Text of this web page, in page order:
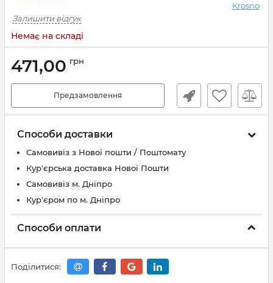
Krosno
Залишити відгук
Немає на складі
471,00 грн
Предзамовлення
Способи доставки
Самовивіз з Нової пошти / Поштомату
Кур'єрська доставка Нової Пошти
Самовивіз м. Дніпро
Кур'єром по м. Дніпро
Способи оплати
Поділитися: